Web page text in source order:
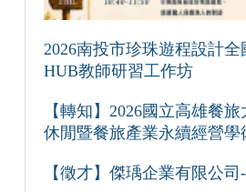
2026南投市珍珠遊程設計
HUB教師研習工作坊
【轉知】2026國立高雄餐
休閒暨餐旅產業永續經營學
【徵才】傑瑀企業有限公